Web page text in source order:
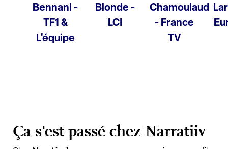
Bennani -
TF1 &
L'équipe
Blonde -
LCI
Chamoulaud
- France
TV
Ça s'est passé chez Narratiiv